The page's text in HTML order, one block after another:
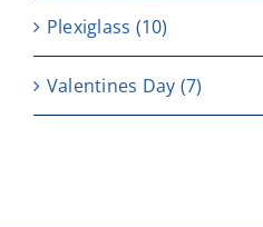
Plexiglass (10)
Valentines Day (7)